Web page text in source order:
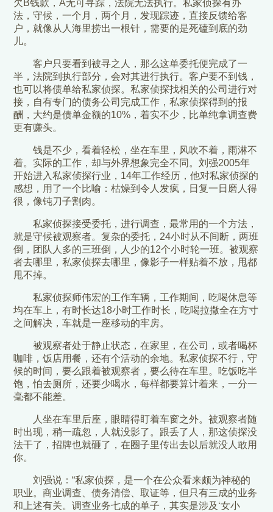
欠B钱款，A无可寻踪，法院无法执行。私家侦探有办
法，守候，一个月，两个月，发现踪迹，直接反馈给客
户，就像从人海里捞出一根针，需要的是死磕到底的劲
儿。
客户只要看到被寻之人，那么这单委托便完成了一
半，法院到执行部分，会对其进行执行。客户要不到钱，
也可以将债单给私家侦探。私家侦探找相关的公司进行对
接，自有专门的债务公司完成工作，私家侦探得到的报
酬，大约是债单金额的10%，着实不少，比单纯拿调查费
更有赚头。
钱是不少，看着轻松，坐在车里，风吹不着，雨淋不
着。实际的工作，却与外界想象完全不同。刘强2005年
开始进入私家侦探行业，14年工作经历，他对私家侦探的
感想，用了一个比喻：枯燥到令人发疯，日复一日磨人得
很，像钝刀子割肉。
私家侦探接受委托，进行调查，最常用的一个方法，
就是守候被观察者。复杂的委托，24小时从不间断，两班
倒，团队人多的三班倒，人少的12个小时轮一班。被观察
者去哪里，私家侦探去哪里，像影子一样贴着不放，甩都
甩不掉。
私家侦探师伟宏的工作车辆，工作期间，吃喝休息等
均在车上，有时长达18小时工作时长，吃喝拉撒全在方寸
之间解决，车就是一座移动的牢房。
被观察者处于静止状态，在家里，在公司，或者喝杯
咖啡，饭店用餐，还有个活动的余地。私家侦探不行，守
候的时间，要么跟着被观察者，要么待在车里。吃饭吃半
饱，怕去厕所，还要少喝水，每样都要算计着来，一分一
毫都不能差。
人坐在车里后座，眼睛得盯着车窗之外。被观察者随
时出现，稍一疏忽，人就没影了。跟丢了人，那这侦探没
法干了，招牌也就砸了，在圈子里传出去以后就没人敢用
你。
刘强说：“私家侦探，是一个在公众看来颇为神秘的
职业。商业调查、债务清偿、取证等，但只有三成的业务
和上述有关。调查业务七成的单子，其实是涉及‘女小